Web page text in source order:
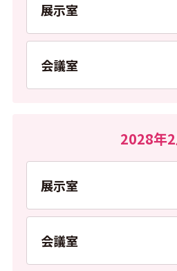
展示室
PDFを開く
会議室
PDFを開く
2028年
展示室
PDFを開く
会議室
PDFを開く